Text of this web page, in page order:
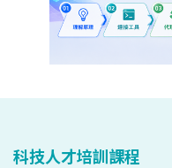
科技人才培訓課程